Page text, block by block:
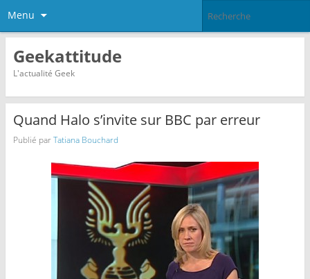
Menu
Geekattitude
L'actualité Geek
Quand Halo s’invite sur BBC par erreur
Publié parTatiana Bouchard